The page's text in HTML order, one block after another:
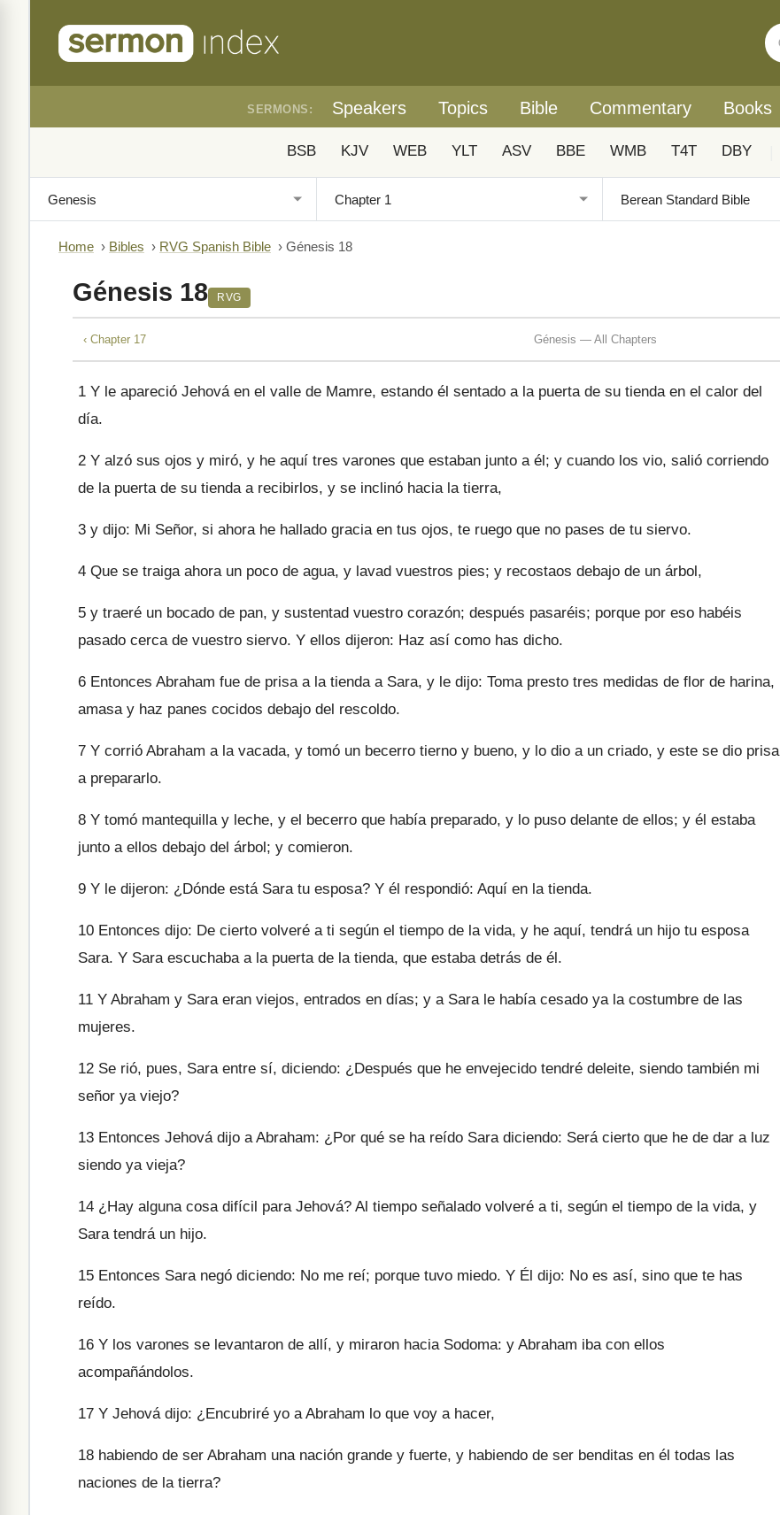
SERMONS: Speakers Topics Bible Commentary Books
BSB KJV WEB YLT ASV BBE WMB T4T DBY
Home › Bibles › RVG Spanish Bible › Génesis 18
Génesis 18 RVG
‹ Chapter 17 Génesis — All Chapters
1 Y le apareció Jehová en el valle de Mamre, estando él sentado a la puerta de su tienda en el calor del
día.
2 Y alzó sus ojos y miró, y he aquí tres varones que estaban junto a él; y cuando los vio, salió corriendo
de la puerta de su tienda a recibirlos, y se inclinó hacia la tierra,
3 y dijo: Mi Señor, si ahora he hallado gracia en tus ojos, te ruego que no pases de tu siervo.
4 Que se traiga ahora un poco de agua, y lavad vuestros pies; y recostaos debajo de un árbol,
5 y traeré un bocado de pan, y sustentad vuestro corazón; después pasaréis; porque por eso habéis
pasado cerca de vuestro siervo. Y ellos dijeron: Haz así como has dicho.
6 Entonces Abraham fue de prisa a la tienda a Sara, y le dijo: Toma presto tres medidas de flor de harina,
amasa y haz panes cocidos debajo del rescoldo.
7 Y corrió Abraham a la vacada, y tomó un becerro tierno y bueno, y lo dio a un criado, y este se dio prisa
a prepararlo.
8 Y tomó mantequilla y leche, y el becerro que había preparado, y lo puso delante de ellos; y él estaba
junto a ellos debajo del árbol; y comieron.
9 Y le dijeron: ¿Dónde está Sara tu esposa? Y él respondió: Aquí en la tienda.
10 Entonces dijo: De cierto volveré a ti según el tiempo de la vida, y he aquí, tendrá un hijo tu esposa
Sara. Y Sara escuchaba a la puerta de la tienda, que estaba detrás de él.
11 Y Abraham y Sara eran viejos, entrados en días; y a Sara le había cesado ya la costumbre de las
mujeres.
12 Se rió, pues, Sara entre sí, diciendo: ¿Después que he envejecido tendré deleite, siendo también mi
señor ya viejo?
13 Entonces Jehová dijo a Abraham: ¿Por qué se ha reído Sara diciendo: Será cierto que he de dar a luz
siendo ya vieja?
14 ¿Hay alguna cosa difícil para Jehová? Al tiempo señalado volveré a ti, según el tiempo de la vida, y
Sara tendrá un hijo.
15 Entonces Sara negó diciendo: No me reí; porque tuvo miedo. Y Él dijo: No es así, sino que te has
reído.
16 Y los varones se levantaron de allí, y miraron hacia Sodoma: y Abraham iba con ellos
acompañándolos.
17 Y Jehová dijo: ¿Encubriré yo a Abraham lo que voy a hacer,
18 habiendo de ser Abraham una nación grande y fuerte, y habiendo de ser benditas en él todas las
naciones de la tierra?